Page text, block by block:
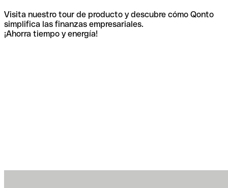
Visita nuestro tour de producto y descubre cómo Qonto
simplifica las finanzas empresariales.
¡Ahorra tiempo y energía!